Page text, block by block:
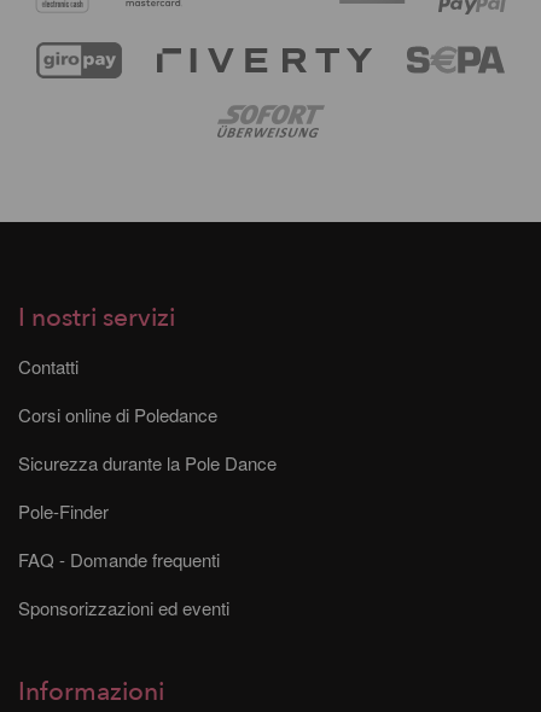
I nostri servizi
Contatti
Corsi online di Poledance
Sicurezza durante la Pole Dance
Pole-Finder
FAQ - Domande frequenti
Sponsorizzazioni ed eventi
Informazioni